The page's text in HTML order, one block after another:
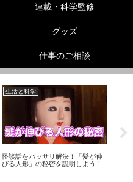
連載・科学監修
グッズ
仕事のご相談
生活と科学
怪談話をバッサリ解決！「髪が伸
びる人形」の秘密を説明しよう！